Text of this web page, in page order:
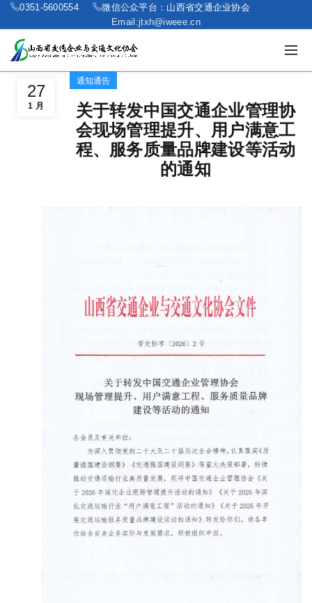
0351-5600554
微信公众平台：山西省交通企业协会
Email:jtxh@iweee.cn
27
1 月
通知通告
关于转发中国交通企业管理协
会现场管理提升、用户满意工
程、服务质量品牌建设等活动
的通知